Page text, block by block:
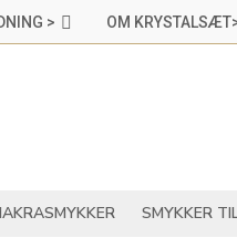
> OM
SMYKKER